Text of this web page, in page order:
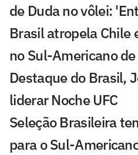
de Duda no vôlei:
Brasil atropela Chile
no Sul-Americano
Destaque do Brasil,
liderar Noche UFC
Seleção Brasileira
para o Sul-